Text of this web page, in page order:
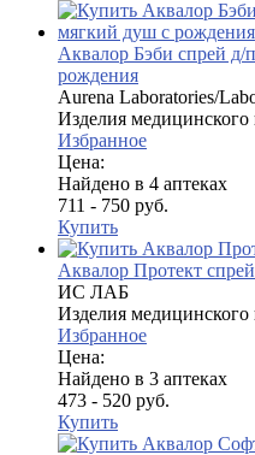
Аквалор Бэби спрей
рождения
Aurena Laboratories/
Изделия медицинского
Избранное
Цена:
Найдено в 4 аптеках
711 - 750 руб.
Купить
Аквалор Протект
ИС ЛАБ
Изделия медицинского
Избранное
Цена:
Найдено в 3 аптеках
473 - 520 руб.
Купить